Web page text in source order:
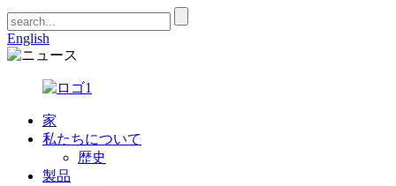
English
家
私たちについて
歴史
製品